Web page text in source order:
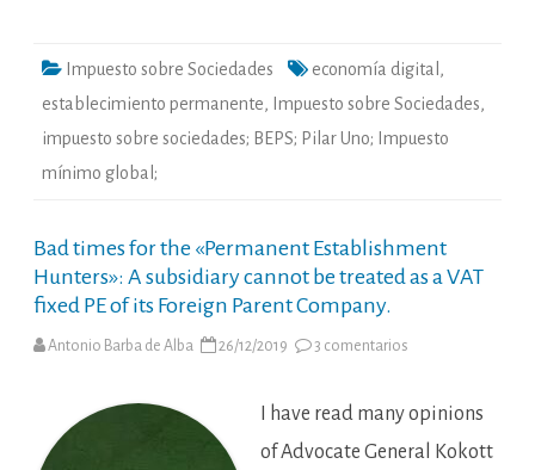
Impuesto sobre Sociedades economía digital ,
establecimiento permanente, Impuesto sobre Sociedades,
impuesto sobre sociedades; BEPS; Pilar Uno; Impuesto
mínimo global;
Bad times for the «Permanent Establishment
Hunters»: A subsidiary cannot be treated as a VAT
fixed PE of its Foreign Parent Company.
Antonio Barba de Alba 26/12/2019 3 comentarios
the
«Permanent
Establishment
Hunters»:
I have read many opinions
of Advocate General Kokott